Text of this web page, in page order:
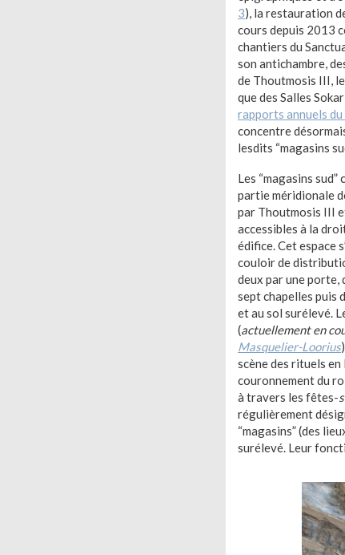
3), la restauration
cours depuis 2013
chantiers du
son antichambre,
de Thoutmosis III,
que des Salles
rapports annuels du
concentre
lesdits “magasins
Les “magasins
partie méridionale
par Thoutmosis III
accessibles à la
édifice. Cet espace
couloir de
deux par une porte,
sept chapelles puis
et au sol surélevé.
(actuellement en
Masquelier-Loorius
scène des rituels en
couronnement du
à travers les fêtes-
régulièrement
“magasins” (des
surélevé. Leur